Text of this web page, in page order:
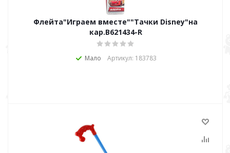
Флейта"Играем вместе""Тачки Disney"на
кар.В621434-R
Мало Артикул: 183783